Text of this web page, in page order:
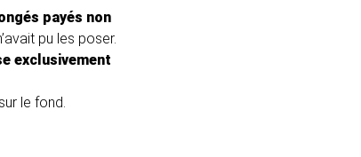
payés non
pu les poser.
exclusivement
le fond.